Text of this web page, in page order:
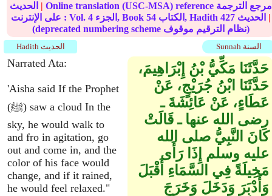
| Online translation (USC-MSA) reference مرجع الترجمة
على الإنترنت : Vol. 4 الجزء, Book 54 الكتاب, Hadith 427
|
(deprecated numbering scheme نظام الترقيم موقوف)
Sunnah السنة Hadith الحديث
Narrated Ata:
'Aisha said If the Prophet
(ﷺ) saw a cloud In the
sky, he would walk to
and fro in agitation, go
out and come in, and the
color of his face would
change, and if it rained,
he would feel relaxed."
حَدَّثَنَا مَكِّيُّ بْنُ إِبْرَاهِيمَ،
حَدَّثَنَا ابْنُ جُرَيْجٍ، عَنْ
عَطَاءٍ، عَنْ عَائِشَةَ ـ
رضى الله عنها ـ قَالَتْ
كَانَ النَّبِيُّ صلى الله
عليه وسلم إِذَا رَأَى
مَخِيلَةً فِي السَّمَاءِ أَقْبَلَ
وَأَدْبَرَ وَدَخَلَ وَخَرَجَ